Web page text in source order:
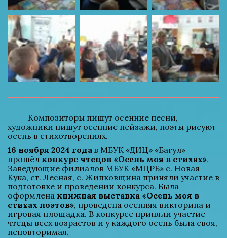
художники пишут осенние пейзажи, поэты рисуют
осень в стихотворениях.
16 ноября 2024 года в МБУК «ДИЦ» «Багул»
прошёл конкурс чтецов «Осень моя в стихах».
Заведующие филиалов МБУК «МЦРБ» с. Новая
Кука, ст. Лесная, с. Жипковщина приняли участие в
подготовке и проведении конкурса. Была
оформлена книжная выставка «Осень моя в
стихах поэтов», проведена осенняя викторина и
игровая площадка. В конкурсе приняли участие
чтецы всех возрастов и у каждого осень была своя,
неповторимая.